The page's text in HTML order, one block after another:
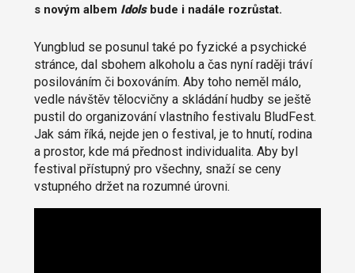
s novým albem Idols bude i nadále rozrůstat.
Yungblud se posunul také po fyzické a psychické
stránce, dal sbohem alkoholu a čas nyní raději tráví
posilováním či boxováním. Aby toho neměl málo,
vedle návštěv tělocvičny a skládání hudby se ještě
pustil do organizování vlastního festivalu BludFest.
Jak sám říká, nejde jen o festival, je to hnutí, rodina
a prostor, kde má přednost individualita. Aby byl
festival přístupný pro všechny, snaží se ceny
vstupného držet na rozumné úrovni.